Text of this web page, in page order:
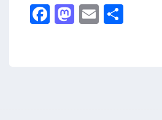
F M E